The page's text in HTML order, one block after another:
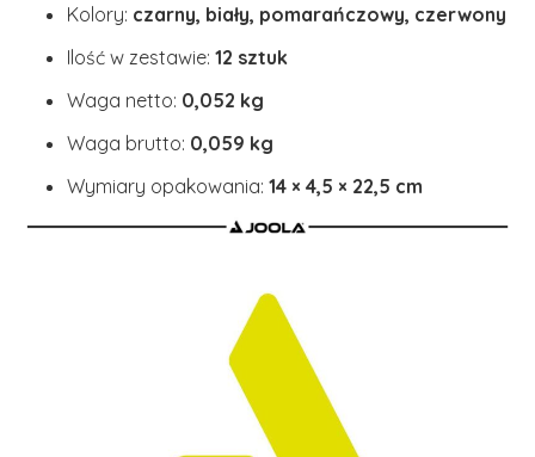
Kolory: czarny, biały, pomarańczowy, czerwony
Ilość w zestawie: 12 sztuk
Waga netto: 0,052 kg
Waga brutto: 0,059 kg
Wymiary opakowania: 14 × 4,5 × 22,5 cm